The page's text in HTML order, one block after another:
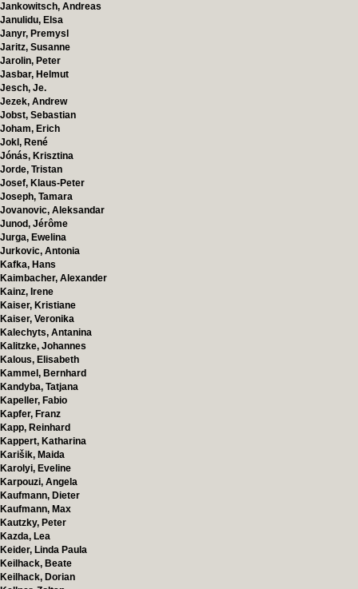
Jankowitsch, Andreas
Janulidu, Elsa
Janyr, Premysl
Jaritz, Susanne
Jarolin, Peter
Jasbar, Helmut
Jesch, Je.
Jezek, Andrew
Jobst, Sebastian
Joham, Erich
Jokl, René
Jónás, Krisztina
Jorde, Tristan
Josef, Klaus-Peter
Joseph, Tamara
Jovanovic, Aleksandar
Junod, Jérôme
Jurga, Ewelina
Jurkovic, Antonia
Kafka, Hans
Kaimbacher, Alexander
Kainz, Irene
Kaiser, Kristiane
Kaiser, Veronika
Kalechyts, Antanina
Kalitzke, Johannes
Kalous, Elisabeth
Kammel, Bernhard
Kandyba, Tatjana
Kapeller, Fabio
Kapfer, Franz
Kapp, Reinhard
Kappert, Katharina
Karišik, Maida
Karolyi, Eveline
Karpouzi, Angela
Kaufmann, Dieter
Kaufmann, Max
Kautzky, Peter
Kazda, Lea
Keider, Linda Paula
Keilhack, Beate
Keilhack, Dorian